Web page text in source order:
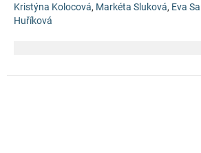
Kristýna Kolocová, Markéta Sluková, Eva
Huříková